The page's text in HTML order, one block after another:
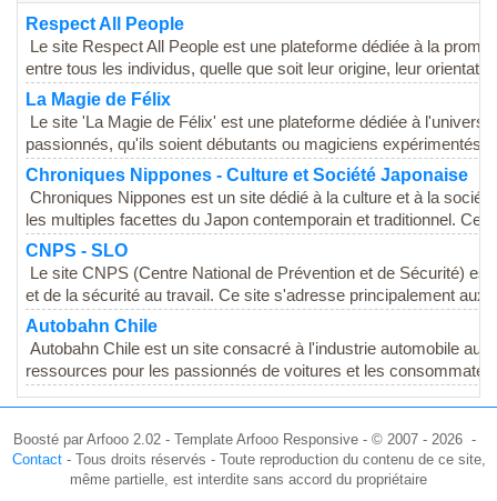
Respect All People
Le site Respect All People est une plateforme dédiée à la
entre tous les individus, quelle que soit leur origine, leur
La Magie de Félix
Le site 'La Magie de Félix' est une plateforme dédiée à
passionnés, qu'ils soient débutants ou magiciens expérimentés.
Chroniques Nippones - Culture et Société Japonaise
Chroniques Nippones est un site dédié à la culture et à la
les multiples facettes du Japon contemporain et traditionnel. Ce
CNPS - SLO
Le site CNPS (Centre National de Prévention et de Sécurité)
et de la sécurité au travail. Ce site s'adresse principalement
Autobahn Chile
Autobahn Chile est un site consacré à l'industrie automobile au
ressources pour les passionnés de voitures et les
Boosté par Arfooo 2.02 - Template Arfooo Responsive - © 2007 - 2026 -
Contact- Tous droits réservés - Toute reproduction du contenu de ce site,
même partielle, est interdite sans accord du propriétaire